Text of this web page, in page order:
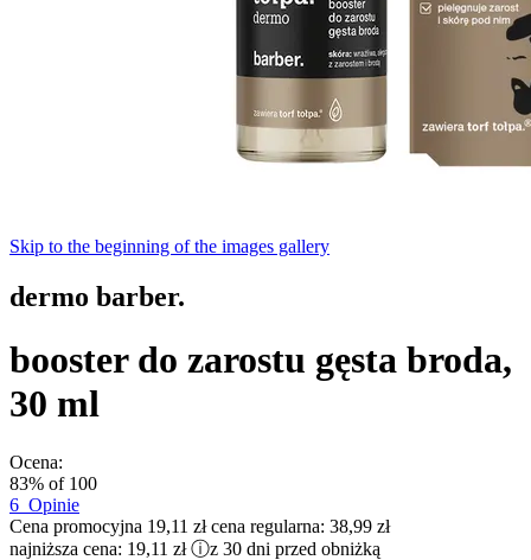
Skip to the beginning of the images gallery
dermo barber.
booster do zarostu gęsta broda,
30 ml
Ocena:
83% of 100
6 Opinie
Cena promocyjna 19,11 zł cena regularna: 38,99 zł
najniższa cena: 19,11 zł ⓘz 30 dni przed obniżką